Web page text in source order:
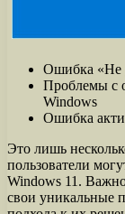
Ошибка «Не
Проблемы с
Windows
Ошибка
Это лишь
пользователи
Windows 11.
свои уникальные